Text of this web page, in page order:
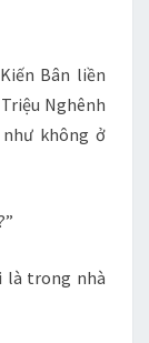
Bân liền
Nghênh
không ở
là trong nhà